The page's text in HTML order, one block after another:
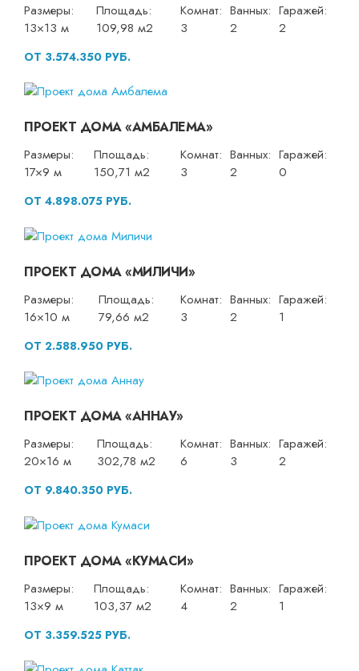
Размеры:
13×13 м
Площадь:
109,98 м2
Комнат:
3
Ванных:
2
Гаражей:
2
ОТ 3.574.350 РУБ.
ПРОЕКТ ДОМА «АМБАЛЕМА»
Размеры:
17×9 м
Площадь:
150,71 м2
Комнат:
3
Ванных:
2
Гаражей:
0
ОТ 4.898.075 РУБ.
ПРОЕКТ ДОМА «МИЛИЧИ»
Размеры:
16×10 м
Площадь:
79,66 м2
Комнат:
3
Ванных:
2
Гаражей:
1
ОТ 2.588.950 РУБ.
ПРОЕКТ ДОМА «АННАУ»
Размеры:
20×16 м
Площадь:
302,78 м2
Комнат:
6
Ванных:
3
Гаражей:
2
ОТ 9.840.350 РУБ.
ПРОЕКТ ДОМА «КУМАСИ»
Размеры:
13×9 м
Площадь:
103,37 м2
Комнат:
4
Ванных:
2
Гаражей:
1
ОТ 3.359.525 РУБ.